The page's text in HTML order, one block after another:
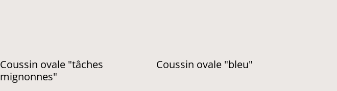
%
Coussin ovale "tâches
mignonnes"
%
Coussin ovale "bleu"